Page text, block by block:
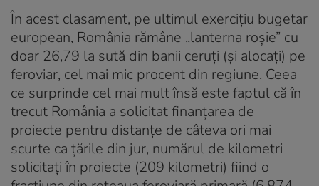
În acest clasament, pe ultimul exercițiu bugetar
european, România rămâne „lanterna roșie” cu
doar 26,79 la sută din banii ceruți (și alocați) pe
feroviar, cel mai mic procent din regiune. Ceea
ce surprinde cel mai mult însă este faptul că în
trecut România a solicitat finanțarea de
proiecte pentru distanțe de câteva ori mai
scurte ca țările din jur, numărul de kilometri
solicitați în proiecte (209 kilometri) fiind o